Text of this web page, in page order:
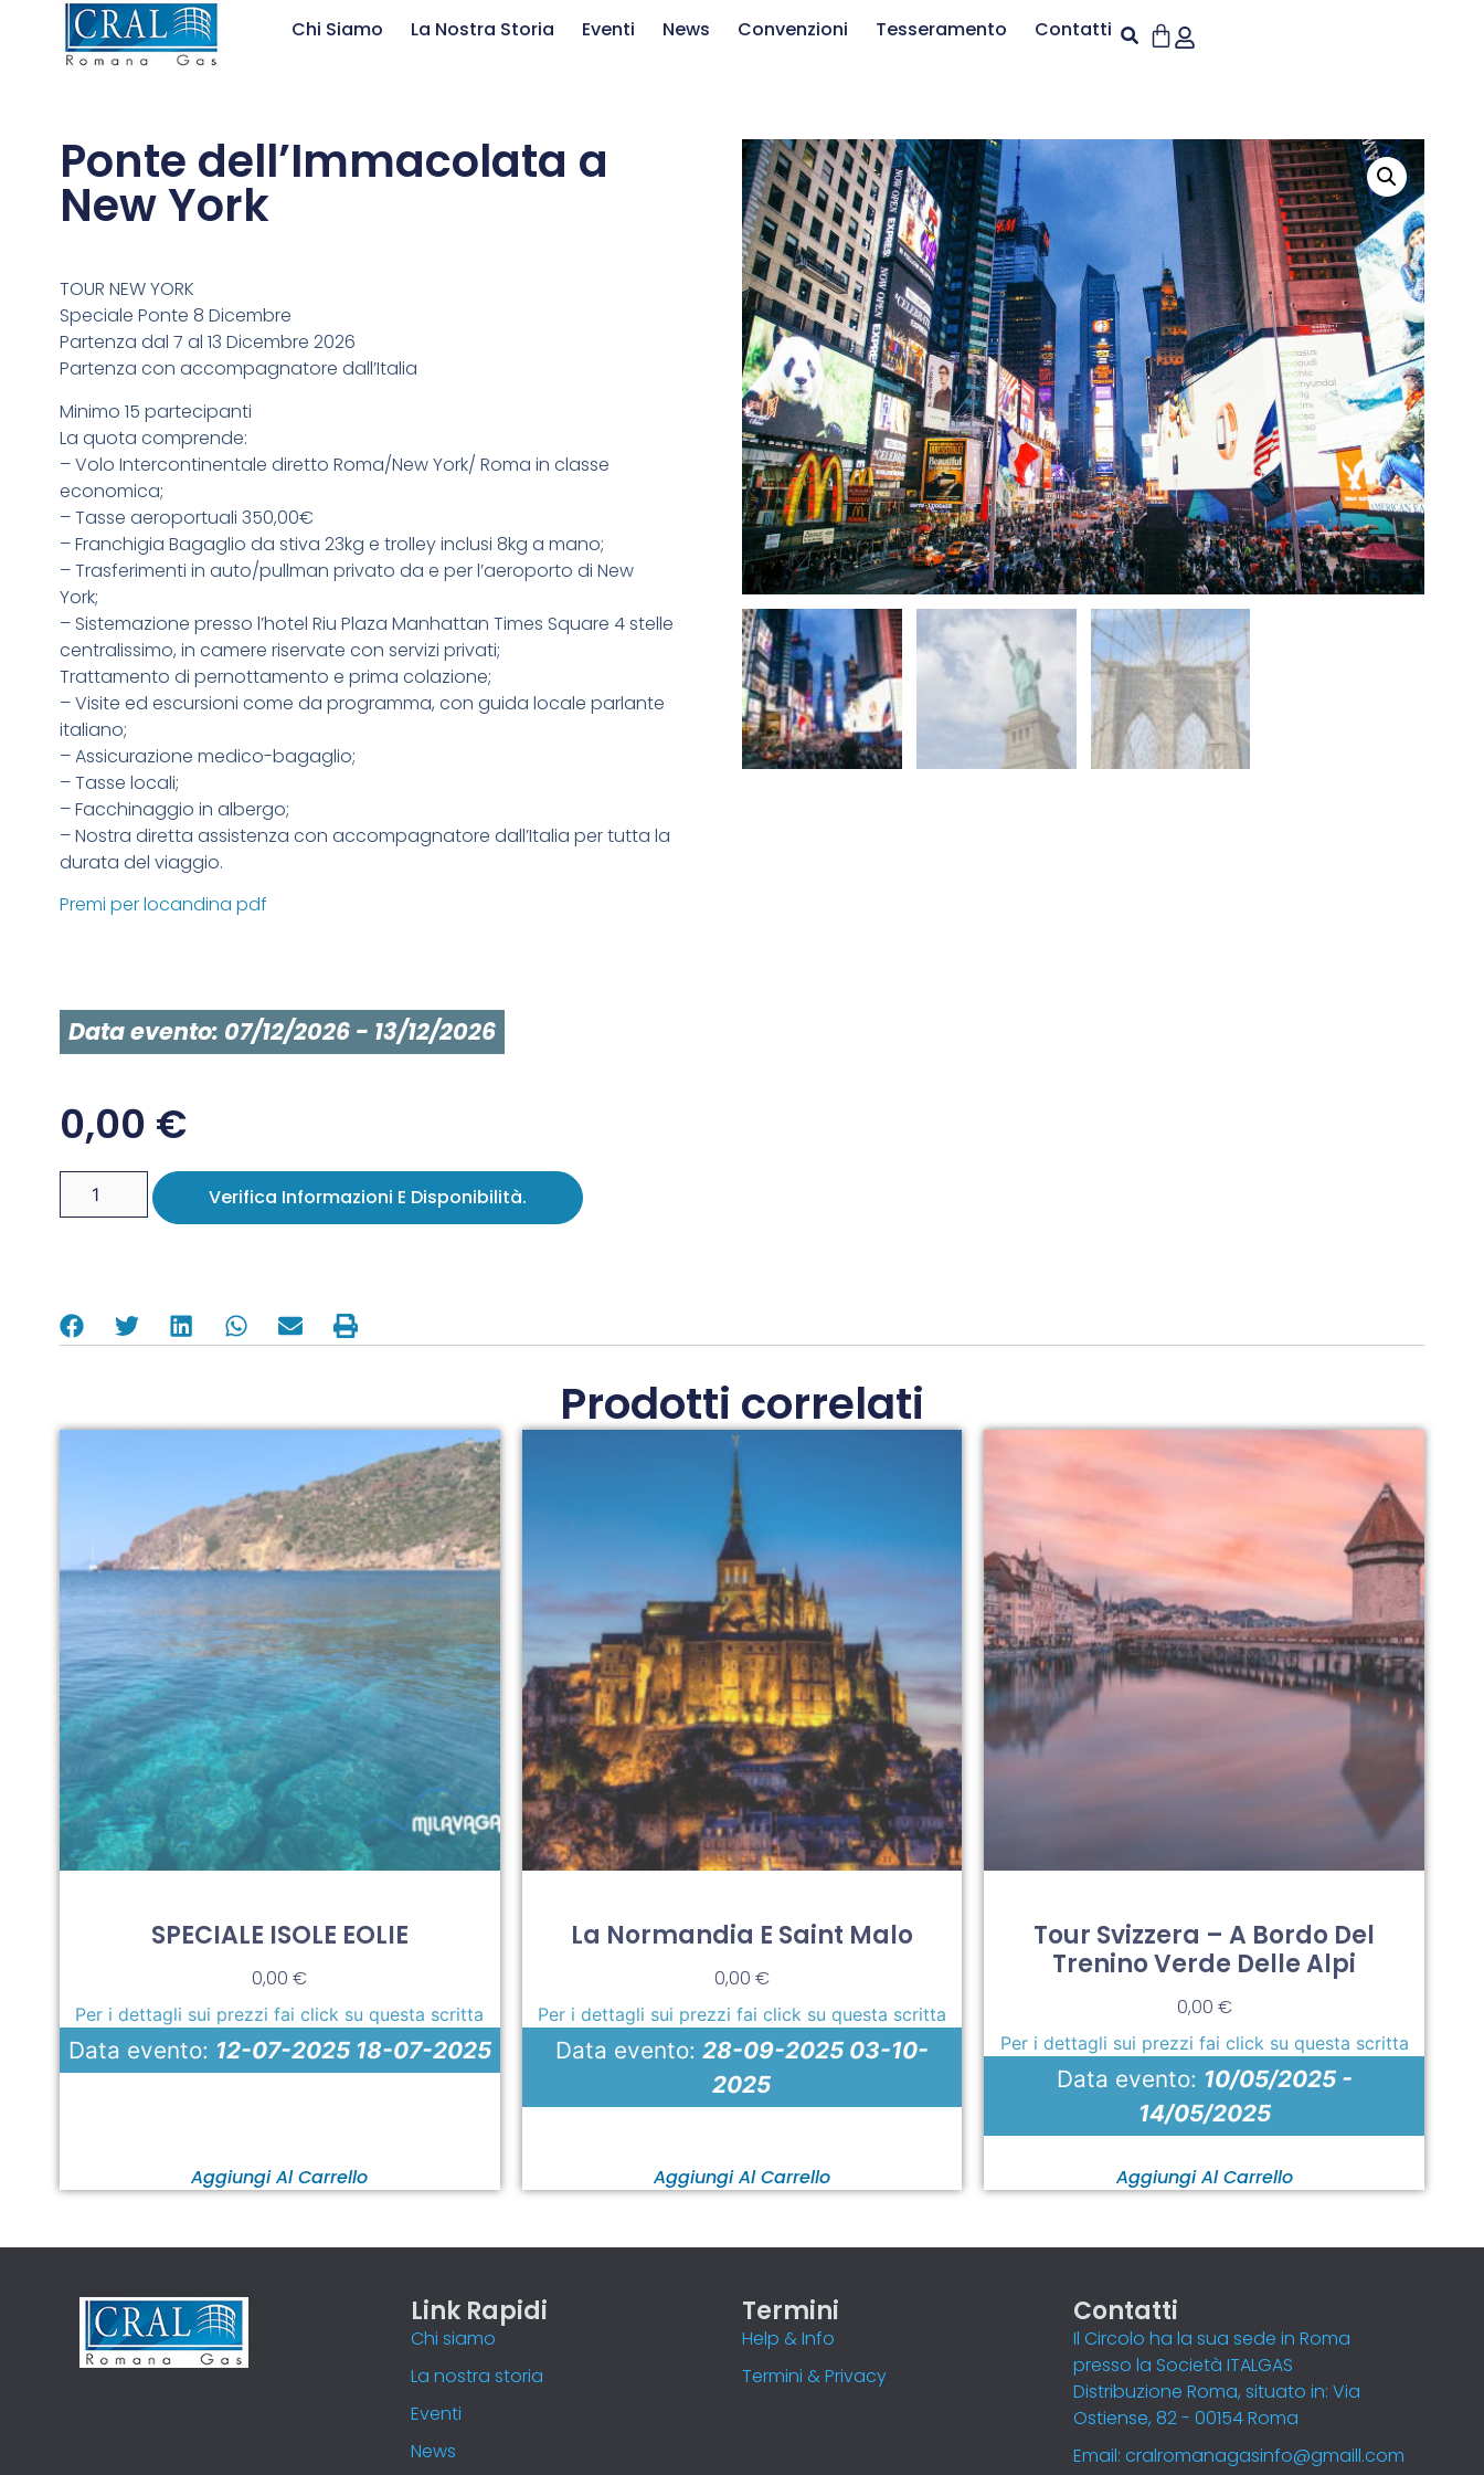
Chi Siamo La Nostra Storia Eventi News Convenzioni Tesseramento Contatti
Ponte dell’Immacolata a
New York
TOUR NEW YORK
Speciale Ponte 8 Dicembre
Partenza dal 7 al 13 Dicembre 2026
Partenza con accompagnatore dall’Italia
Minimo 15 partecipanti
La quota comprende:
– Volo Intercontinentale diretto Roma/New York/ Roma in classe
economica;
– Tasse aeroportuali 350,00€
– Franchigia Bagaglio da stiva 23kg e trolley inclusi 8kg a mano;
– Trasferimenti in auto/pullman privato da e per l’aeroporto di New
York;
– Sistemazione presso l’hotel Riu Plaza Manhattan Times Square 4 stelle
centralissimo, in camere riservate con servizi privati;
Trattamento di pernottamento e prima colazione;
– Visite ed escursioni come da programma, con guida locale parlante
italiano;
– Assicurazione medico-bagaglio;
– Tasse locali;
– Facchinaggio in albergo;
– Nostra diretta assistenza con accompagnatore dall’Italia per tutta la
durata del viaggio.
Premi per locandina pdf
Data evento: 07/12/2026 - 13/12/2026
0,00 €
Verifica Informazioni E Disponibilità.
Prodotti correlati
SPECIALE ISOLE EOLIE
0,00€
Per i dettagli sui prezzi fai click su questa scritta
Data evento: 12-07-2025 18-07-2025
Aggiungi Al Carrello
La Normandia E Saint Malo
0,00 €
Per i dettagli sui prezzi fai click su questa scritta
Data evento: 28-09-2025 03-10-
2025
Aggiungi Al Carrello
Tour Svizzera – A Bordo Del
Trenino Verde Delle Alpi
0,00 €
Per i dettagli sui prezzi fai click su questa scritta
Data evento: 10/05/2025 -
14/05/2025
Aggiungi Al Carrello
Link Rapidi
Chi siamo
La nostra storia
Eventi
News
Termini
Help & Info
Termini & Privacy
Contatti
Il Circolo ha la sua sede in Roma
presso la Società ITALGAS
Distribuzione Roma, situato in: Via
Ostiense, 82 - 00154 Roma
Email: cralromanagasinfo@gmaill.com